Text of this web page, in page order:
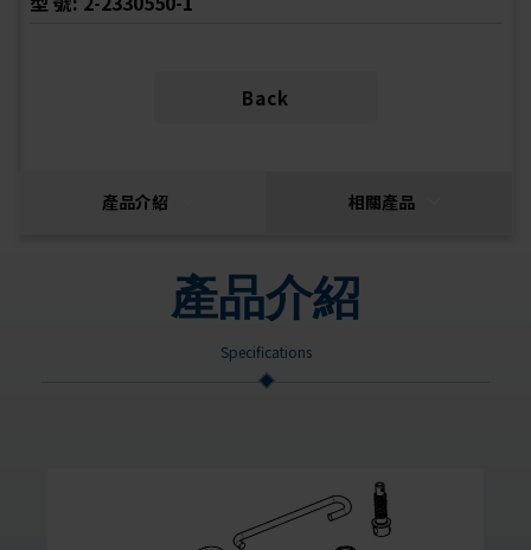
Back
產品介紹 相關產品
產品介紹
Specifications